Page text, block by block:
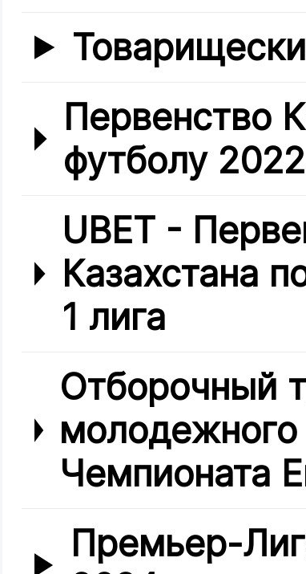
Первенство
футболу
UBET -
Казахстана
1 лига
Отборочный
молодежного
Чемпионата
Премьер-